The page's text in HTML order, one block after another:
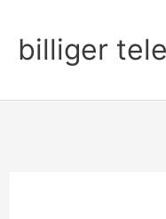
Inhalt
springen
billiger